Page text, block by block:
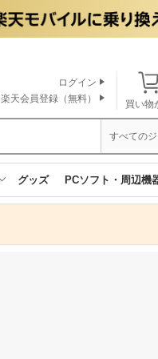
買い物
ログイン
楽天会員登録（無料）
すべての
グッズ PCソフト・周辺機